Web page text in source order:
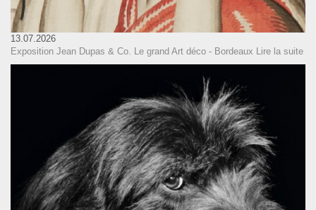
13.07.2026
Exposition Jean Dupas & Co. Le grand Art déco - Bordeaux Lire la suite